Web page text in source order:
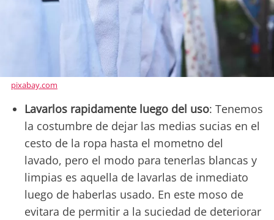
pixabay.com
Lavarlos rapidamente luego del uso: Tenemos
la costumbre de dejar las medias sucias en el
cesto de la ropa hasta el mometno del
lavado, pero el modo para tenerlas blancas y
limpias es aquella de lavarlas de inmediato
luego de haberlas usado. En este moso de
evitara de permitir a la suciedad de deteriorar